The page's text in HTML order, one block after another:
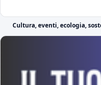
Cultura, eventi, ecologia,